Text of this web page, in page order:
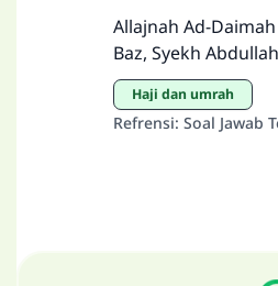
Allajnah Ad-
Baz, Syekh
haji dan umrah
Refrensi: Soal Jawab